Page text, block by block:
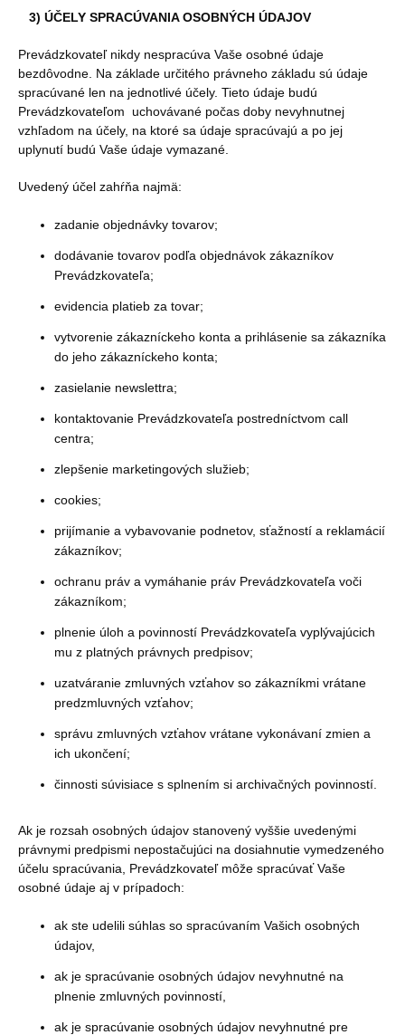
3) ÚČELY SPRACÚVANIA OSOBNÝCH ÚDAJOV
Prevádzkovateľ nikdy nespracúva Vaše osobné údaje
bezdôvodne. Na základe určitého právneho základu sú údaje
spracúvané len na jednotlivé účely. Tieto údaje budú
Prevádzkovateľom uchovávané počas doby nevyhnutnej
vzhľadom na účely, na ktoré sa údaje spracúvajú a po jej
uplynutí budú Vaše údaje vymazané.
Uvedený účel zahŕňa najmä:
zadanie objednávky tovarov;
dodávanie tovarov podľa objednávok zákazníkov
Prevádzkovateľa;
evidencia platieb za tovar;
vytvorenie zákazníckeho konta a prihlásenie sa zákazníka
do jeho zákazníckeho konta;
zasielanie newslettra;
kontaktovanie Prevádzkovateľa postredníctvom call
centra;
zlepšenie marketingových služieb;
cookies;
prijímanie a vybavovanie podnetov, sťažností a reklamácií
zákazníkov;
ochranu práv a vymáhanie práv Prevádzkovateľa voči
zákazníkom;
plnenie úloh a povinností Prevádzkovateľa vyplývajúcich
mu z platných právnych predpisov;
uzatváranie zmluvných vzťahov so zákazníkmi vrátane
predzmluvných vzťahov;
správu zmluvných vzťahov vrátane vykonávaní zmien a
ich ukončení;
činnosti súvisiace s splnením si archivačných povinností.
Ak je rozsah osobných údajov stanovený vyššie uvedenými
právnymi predpismi nepostačujúci na dosiahnutie vymedzeného
účelu spracúvania, Prevádzkovateľ môže spracúvať Vaše
osobné údaje aj v prípadoch:
ak ste udelili súhlas so spracúvaním Vašich osobných
údajov,
ak je spracúvanie osobných údajov nevyhnutné na
plnenie zmluvných povinností,
ak je spracúvanie osobných údajov nevyhnutné pre